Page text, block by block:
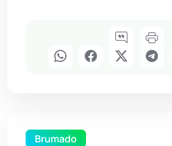
Brumado